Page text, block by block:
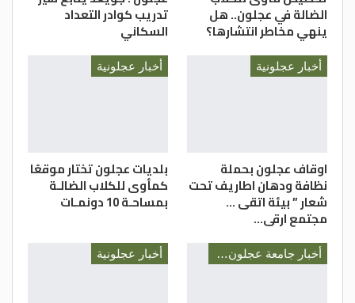
الضالة في عجلون.. هل
ينهي مخاطر انتشارها؟
تدريب كوادر التعداد
السكاني
أخبار عجلونية
اوقاف عجلون بحملة
نظافة ودهان اطاريف تحت
شعار ” بيئة اتقى …
مجتمع ارقى…
أخبار عجلونية
بلديات عجلون تختار موقعًا
كمأوى للكلاب الضالـة
بمساحـة 10 دونمـات
أخبار جامعة عجلون الوطنية أخبار عجلونية